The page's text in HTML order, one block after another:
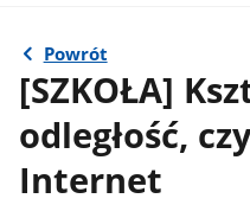
Powrót
[SZKOŁA]
odległość,
Internet